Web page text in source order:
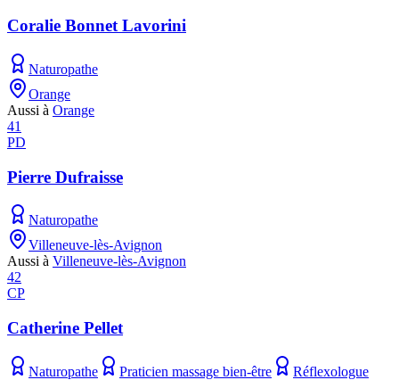
Coralie Bonnet Lavorini
Naturopathe
Orange
Aussi à Orange
41
PD
Pierre Dufraisse
Naturopathe
Villeneuve-lès-Avignon
Aussi à Villeneuve-lès-Avignon
42
CP
Catherine Pellet
Naturopathe Praticien massage bien-être
Réflexologue